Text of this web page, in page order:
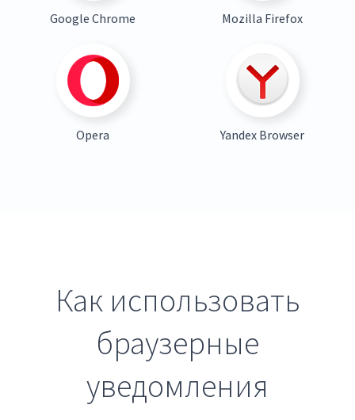
Google Chrome Mozilla Firefox
Opera Yandex Browser
Как использовать
браузерные
уведомления